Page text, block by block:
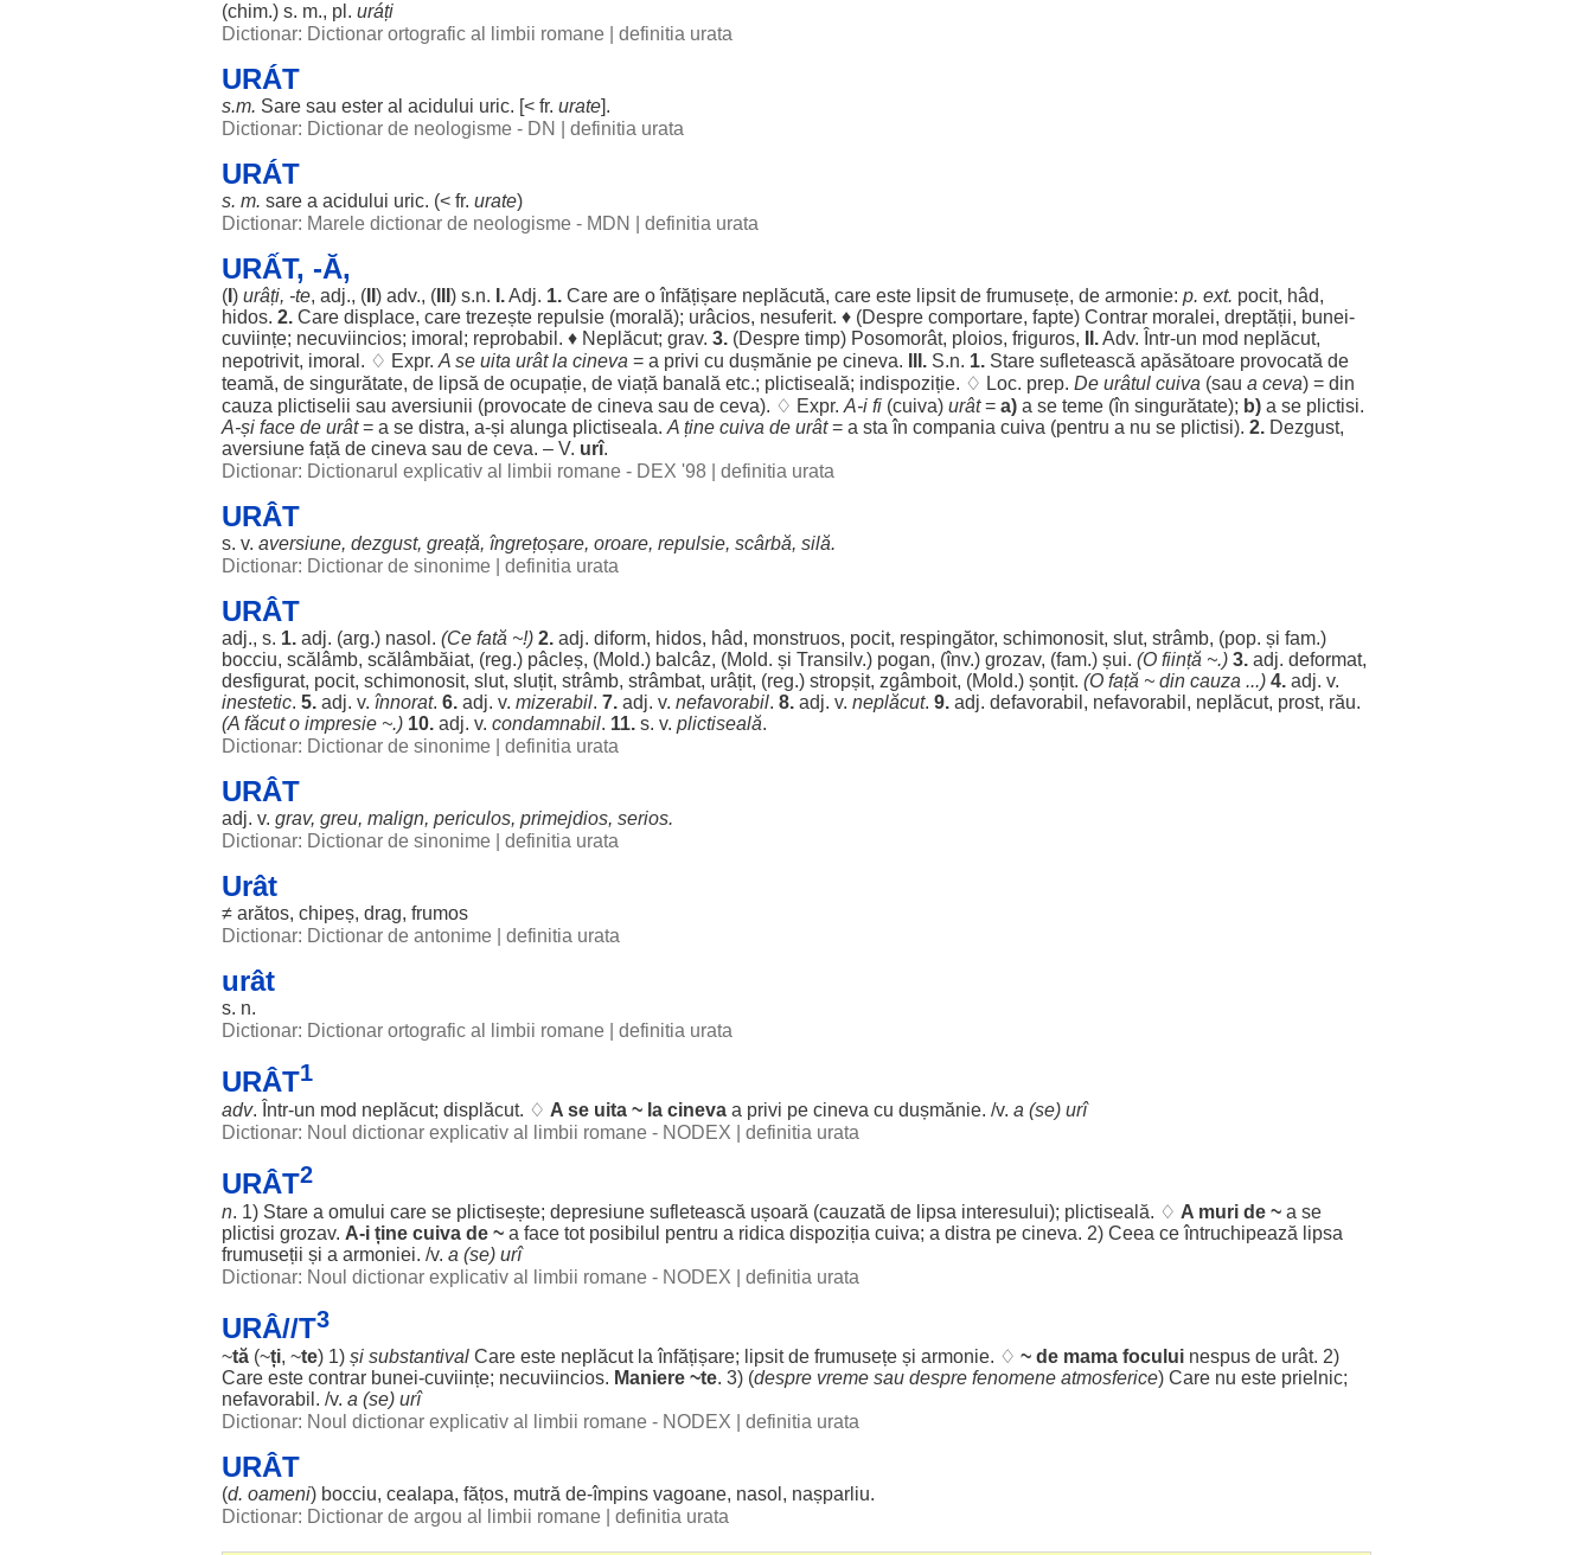
(chim.) s. m., pl. uráți
Dictionar: Dictionar ortografic al limbii romane
definitia urata
URÁT
s.m. Sare sau ester al acidului uric. [< fr. urate].
Dictionar: Dictionar de neologisme - DN
definitia urata
URÁT
s. m. sare a acidului uric. (< fr. urate)
Dictionar: Marele dictionar de neologisme - MDN
definitia urata
URẤT, -Ă,
( ) urâți, -te, adj., ( ) adv., ( ) s.n. I.Adj. 1. Care are oînfățișare neplăcută, care este lipsitde frumusețe, de armonie: p. ext. pocit, hâd,
hidos. 2. Care displace, care trezește repulsie (morală); urâcios, nesuferit. ♦ (Despre comportare, fapte) Contrar moralei, dreptății, bunei-
cuviințe; necuviincios; imoral ; reprobabil . ♦ Neplăcut; grav. 3. (Despre timp) Posomorât, ploios, friguros, II.Adv. Într-un mod neplăcut,
nepotrivit, imoral . ♢ Expr. A se uita urâtla cineva = a privi cu dușmănie pe cineva. III. S.n. 1. Stare sufletească apăsătoare provocată de
teamă, de singurătate, de lipsă de ocupație, de viață banală etc.; plictiseală; indispoziție. ♢ Loc. prep. De urâtul cuiva (sau a ceva) = din
cauza plictiselii sau aversiunii (provocate de cineva sau de ceva). ♢ Expr. A-i fi (cuiva) urât= a) a se teme (în singurătate); b) a se plictisi.
A-și face de urât= a se distra, a-și alunga plictiseala. A ține cuiva de urât= a sta în compania cuiva (pentru a nu se plictisi). 2. Dezgust,
aversiune față de cineva sau de ceva. – V. urî.
Dictionar: Dictionarul explicativ al limbii romane - DEX '98
definitia urata
URÂT
s. v. aversiune, dezgust, greață, îngrețoșare, oroare, repulsie, scârbă, silă.
Dictionar: Dictionar de sinonime
definitia urata
URÂT
adj., s. 1. adj. (arg.) nasol . (Ce fată ~!) 2. adj. diform, hidos, hâd, monstruos, pocit, respingător, schimonosit, slut, strâmb, (pop. și fam.)
bocciu, scălâmb, scălâmbăiat, (reg.) pâcleș, (Mold.) balcâz, (Mold. și Transilv.) pogan, (înv.) grozav, (fam.) șui. (O ființă ~.) 3. adj. deformat,
desfigurat, pocit, schimonosit, slut, sluțit, strâmb, strâmbat, urâțit, (reg.) stropșit, zgâmboit, (Mold.) șonțit. (O față ~ din cauza ...) 4. adj. v.
inestetic. 5. adj. v. înnorat. 6. adj. v. mizerabil. 7. adj. v. nefavorabil. 8. adj. v. neplăcut. 9. adj. defavorabil , nefavorabil , neplăcut, prost, rău.
(A făcuto impresie ~.) 10. adj. v. condamnabil. 11. s. v. plictiseală.
Dictionar: Dictionar de sinonime
definitia urata
URÂT
adj. v. grav, greu, malign, periculos, primejdios, serios.
Dictionar: Dictionar de sinonime
definitia urata
Urât
≠ arătos, chipeș, drag, frumos
Dictionar: Dictionar de antonime
definitia urata
urât
s. n.
Dictionar: Dictionar ortografic al limbii romane
definitia urata
URÂT1
adv. Într-un mod neplăcut; displăcut. ♢ A se uita ~ la cineva a privi pe cineva cu dușmănie. /v. a (se) urî
Dictionar: Noul dictionar explicativ al limbii romane - NODEX
definitia urata
URÂT2
n. 1) Stare a omului care se plictisește; depresiune sufletească ușoară (cauzată de lipsa interesului); plictiseală. ♢ A muri de ~ a se
plictisi grozav. A-i ține cuiva de ~ a face tot posibilul pentru a ridica dispoziția cuiva; a distra pe cineva. 2) Ceea ceîntruchipează lipsa
frumuseții și a armoniei. /v. a (se) urî
Dictionar: Noul dictionar explicativ al limbii romane - NODEX
definitia urata
URÂ//T3
~tă (~ți, ~te) 1) și substantival Care este neplăcutlaînfățișare; lipsitde frumusețe și armonie. ♢ ~ de mama focului nespus de urât. 2)
Care este contrar bunei-cuviințe; necuviincios. Maniere ~te. 3) (despre vreme sau despre fenomene atmosferice) Care nu este prielnic;
nefavorabil . /v. a (se) urî
Dictionar: Noul dictionar explicativ al limbii romane - NODEX
definitia urata
URÂT
(d. oameni) bocciu, cealapa, fățos, mutră de-împins vagoane, nasol , nașparliu.
Dictionar: Dictionar de argou al limbii romane
definitia urata